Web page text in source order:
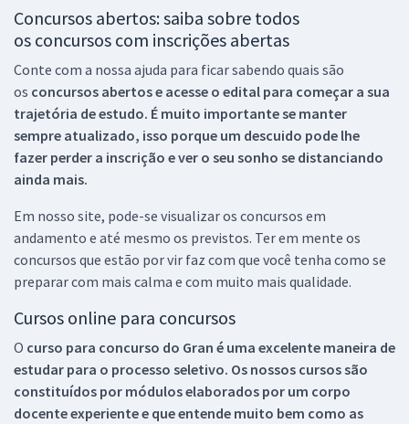
Concursos abertos: saiba sobre todos
os concursos com inscrições abertas
Conte com a nossa ajuda para ficar sabendo quais são
os concursos abertos e acesse o edital para começar a sua
trajetória de estudo. É muito importante se manter
sempre atualizado, isso porque um descuido pode lhe
fazer perder a inscrição e ver o seu sonho se distanciando
ainda mais.
Em nosso site, pode-se visualizar os concursos em
andamento e até mesmo os previstos. Ter em mente os
concursos que estão por vir faz com que você tenha como se
preparar com mais calma e com muito mais qualidade.
Cursos online para concursos
O curso para concurso do Gran é uma excelente maneira de
estudar para o processo seletivo. Os nossos cursos são
constituídos por módulos elaborados por um corpo
docente experiente e que entende muito bem como as